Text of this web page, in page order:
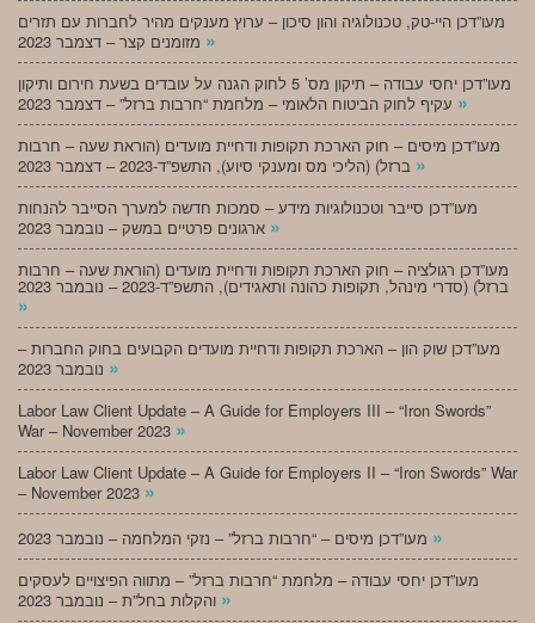
מעו”דכן היי-טק, טכנולוגיה והון סיכון – ערוץ מענקים מהיר לחברות עם תזרים
»
מעו”דכן יחסי עבודה – תיקון מס’ 5 לחוק הגנה על עובדים בשעת חירום ותיקון
»
מעו”דכן מיסים – חוק הארכת תקופות ודחיית מועדים (הוראת שעה – חרבות
»
מעו”דכן סייבר וטכנולוגיות מידע – סמכות חדשה למערך הסייבר להנחות
»
מעו”דכן רגולציה – חוק הארכת תקופות ודחיית מועדים (הוראת שעה – חרבות
ברזל) (סדרי מינהל, תקופות כהונה ותאגידים), התשפ”ד-2023 – נובמבר 2023
»
מעו”דכן שוק הון – הארכת תקופות ודחיית מועדים הקבועים בחוק החברות –
»
Labor Law Client Update – A Guide for Employers III – “Iron Swords”
War – November 2023 »
Labor Law Client Update – A Guide for Employers II – “Iron Swords” War
– November 2023 »
»
מעו”דכן יחסי עבודה – מלחמת “חרבות ברזל” – מתווה הפיצויים לעסקים
»